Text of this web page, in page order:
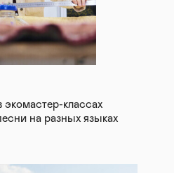
классах
на разных языках